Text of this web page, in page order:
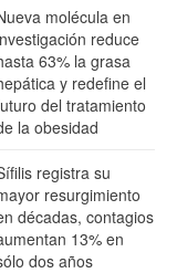
molécula en
reduce
63% la grasa
y redefine el
del tratamiento
la obesidad
registra su
resurgimiento
décadas, contagios
13% en
dos años